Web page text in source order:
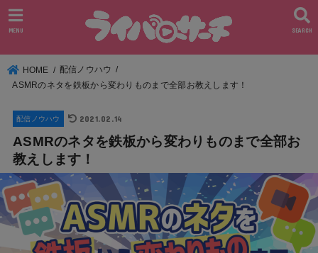
SEARCH
MENU
HOME
配信ノウハウ
ASMRのネタを鉄板から変わりものまで全部お教えします！
配信ノウハウ 2021.02.14
ASMRのネタを鉄板から変わりものまで全部お
教えします！